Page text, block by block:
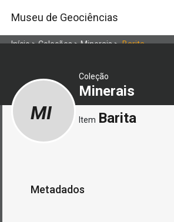
Museu de Geociências
Início>Coleções>Minerais>Barita
Coleção
Minerais
MI Item Barita
Metadados